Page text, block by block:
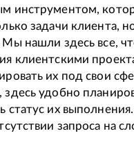
инструментом,
задачи клиента,
Мы нашли здесь все,
клиентскими
их под свои
удобно
статус их
запроса на